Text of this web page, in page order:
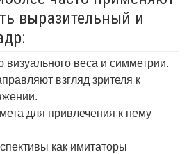
выразительный и
веса и симметрии.
взгляд зрителя к
для привлечения к нему
как имитаторы